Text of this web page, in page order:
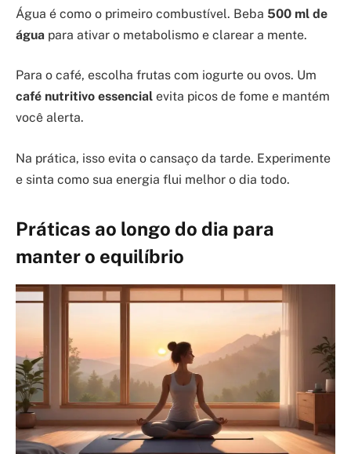
Água é como o primeiro combustível. Beba 500 ml de
água para ativar o metabolismo e clarear a mente.
Para o café, escolha frutas com iogurte ou ovos. Um
café nutritivo essencial evita picos de fome e mantém
você alerta.
Na prática, isso evita o cansaço da tarde. Experimente
e sinta como sua energia flui melhor o dia todo.
Práticas ao longo do dia para
manter o equilíbrio